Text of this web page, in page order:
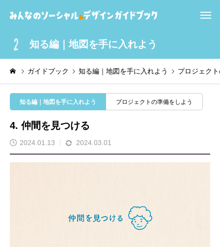
知る編｜地図を手に入れよう
ガイドブック 知る編｜地図を手に入れよう プロジェク
知る編｜地図を手に入れよう プロジェクトの準備をしよう
4. 仲間を見つける
2024.01.13 2024.03.01